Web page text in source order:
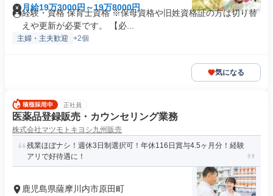
月給19万3000円～19万8000円
経験・資格 保育士資格 ※保母資格や旧姓資格証の方は切り替
えや更新が必要です。 【必...
主婦・主夫歓迎 +2個
気になる
正社員
医薬品登録販売・カウンセリング業務
株式会社マツモトキヨシ九州販売
残業ほぼナシ！週休3日制選択可！年休116日賞与4.5ヶ月分！経験
アリで好待遇に！
鹿児島県薩摩川内市原田町